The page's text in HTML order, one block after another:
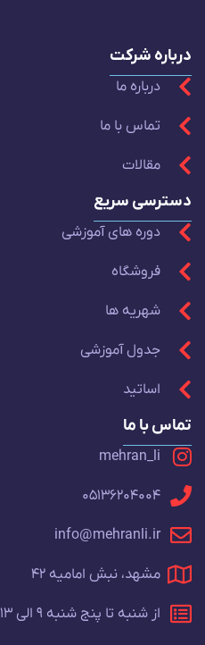
تماس با ما
mehran_li
05136204004
info@mehranli.ir
مشهد، نبش امامیه 42
از شنبه تا پنج شنبه 9 الی 13 و 16 الی 20:30
دسترسی سریع
دوره های آموزشی
فروشگاه
شهریه ها
جدول آموزشی
اساتید
درباره شرکت
درباره ما
تماس با ما
مقالات